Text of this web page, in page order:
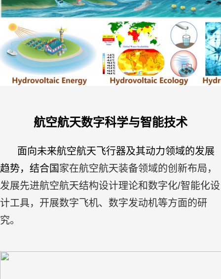
航空航天数字科学与智能技术
面向未来航空航天飞行器及其动力领域的发展
趋势，结合国 家在航空航天装备领域的创新布局，
发展先进航空航天结构设计理论和数字化/智能化设
计工具，开展数字飞机、数字发动机等方面的研
究。